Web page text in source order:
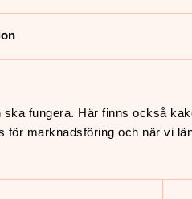
fungera. Här finns också
marknadsföring och när vi